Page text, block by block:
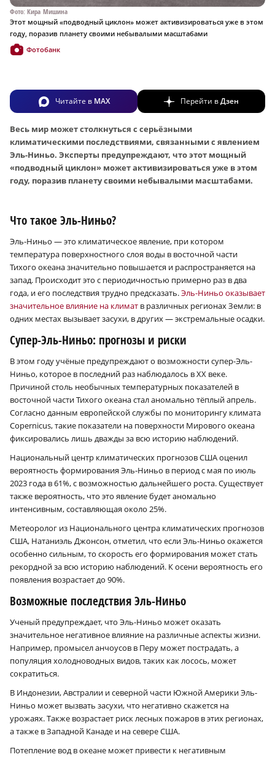
Фото: Кира Мишина
Этот мощный «подводный циклон» может активизироваться уже в этом
году, поразив планету своими небывалыми масштабами
Фотобанк
Читайте в MAX Перейти вДзен
Весь мир может столкнуться с серьёзными
климатическими последствиями, связанными с явлением
Эль-Ниньо. Эксперты предупреждают, что этот мощный
«подводный циклон» может активизироваться уже в этом
году, поразив планету своими небывалыми масштабами.
Что такое Эль-Ниньо?
Эль-Ниньо — это климатическое явление, при котором
температура поверхностного слоя воды в восточной части
Тихого океана значительно повышается и распространяется на
запад. Происходит это с периодичностью примерно раз в два
года, и его последствия трудно предсказать.Эль-Ниньо оказывает
значительное влияние на климат в различных регионах Земли: в
одних местах вызывает засухи, в других — экстремальные осадки.
Супер-Эль-Ниньо: прогнозы и риски
В этом году учёные предупреждают о возможности супер-Эль-
Ниньо, которое в последний раз наблюдалось в XX веке.
Причиной столь необычных температурных показателей в
восточной части Тихого океана стал аномально тёплый апрель.
Согласно данным европейской службы по мониторингу климата
Copernicus, такие показатели на поверхности Мирового океана
фиксировались лишь дважды за всю историю наблюдений.
Национальный центр климатических прогнозов США оценил
вероятность формирования Эль-Ниньо в период с мая по июль
2023 года в 61%, с возможностью дальнейшего роста. Существует
также вероятность, что это явление будет аномально
интенсивным, составляющая около 25%.
Метеоролог из Национального центра климатических прогнозов
США, Натаниэль Джонсон, отметил, что если Эль-Ниньо окажется
особенно сильным, то скорость его формирования может стать
рекордной за всю историю наблюдений. К осени вероятность его
появления возрастает до 90%.
Возможные последствия Эль-Ниньо
Ученый предупреждает, что Эль-Ниньо может оказать
значительное негативное влияние на различные аспекты жизни.
Например, промысел анчоусов в Перу может пострадать, а
популяция холодноводных видов, таких как лосось, может
сократиться.
В Индонезии, Австралии и северной части Южной Америки Эль-
Ниньо может вызвать засухи, что негативно скажется на
урожаях. Также возрастает риск лесных пожаров в этих регионах,
а также в Западной Канаде и на севере США.
Потепление вод в океане может привести к негативным